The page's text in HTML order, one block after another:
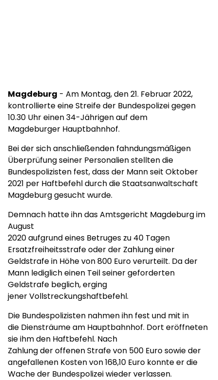
Magdeburg - Am Montag, den 21. Februar 2022,
kontrollierte eine Streife der Bundespolizei gegen
10.30 Uhr einen 34-Jährigen auf dem
Magdeburger Hauptbahnhof.
Bei der sich anschließenden fahndungsmäßigen
Überprüfung seiner Personalien stellten die
Bundespolizisten fest, dass der Mann seit Oktober
2021 per Haftbefehl durch die Staatsanwaltschaft
Magdeburg gesucht wurde.
Demnach hatte ihn das Amtsgericht Magdeburg im
August
2020 aufgrund eines Betruges zu 40 Tagen
Ersatzfreiheitsstrafe oder der Zahlung einer
Geldstrafe in Höhe von 800 Euro verurteilt. Da der
Mann lediglich einen Teil seiner geforderten
Geldstrafe beglich, erging
jener Vollstreckungshaftbefehl.
Die Bundespolizisten nahmen ihn fest und mit in
die Diensträume am Hauptbahnhof. Dort eröffneten
sie ihm den Haftbefehl. Nach
Zahlung der offenen Strafe von 500 Euro sowie der
angefallenen Kosten von 168,10 Euro konnte er die
Wache der Bundespolizei wieder verlassen.